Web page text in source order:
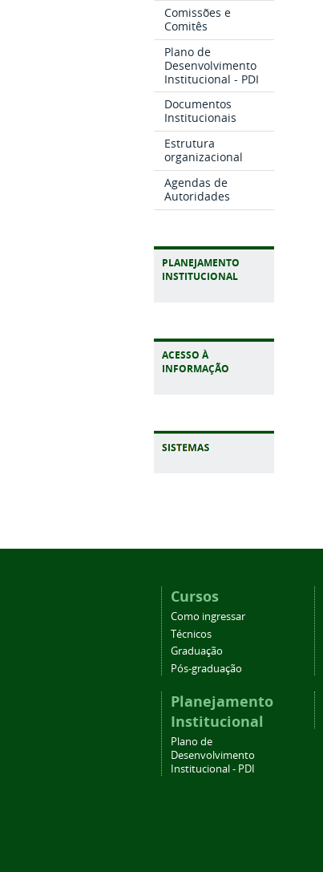
Comissões e
Comitês
Plano de
Desenvolvimento
Institucional - PDI
Documentos
Institucionais
Estrutura
organizacional
Agendas de
Autoridades
PLANEJAMENTO
INSTITUCIONAL
ACESSO À
INFORMAÇÃO
Cursos
Como ingressar
Técnicos
Graduação
Pós-graduação
Planejamento
Institucional
Plano de
Desenvolvimento
Institucional - PDI